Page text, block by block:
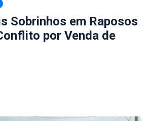
Sobrinhos em Raposos
por Venda de